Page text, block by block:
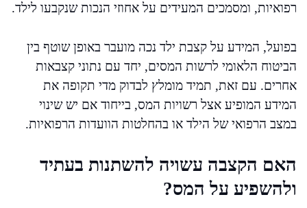
רפואיות, ומסמכים המעידים על אחוזי הנכות שנקבעו לילד.
בפועל, המידע על קצבת ילד נכה מועבר באופן שוטף בין
הביטוח הלאומי לרשות המסים, יחד עם נתוני קצבאות
אחרים. עם זאת, תמיד מומלץ לבדוק מדי תקופה את
המידע המופיע אצל רשויות המס, בייחוד אם יש שינוי
במצב הרפואי של הילד או בהחלטות הוועדות הרפואיות.
האם הקצבה עשויה להשתנות בעתיד
ולהשפיע על המס?